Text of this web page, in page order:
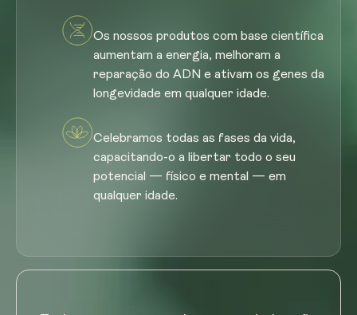
Os nossos produtos com base científica
aumentam a energia, melhoram a
reparação do ADN e ativam os genes da
longevidade em qualquer idade.
Celebramos todas as fases da vida,
capacitando-o a libertar todo o seu
potencial — físico e mental — em
qualquer idade.